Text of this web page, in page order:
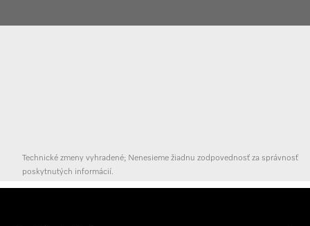
Technické zmeny vyhradené; Nenesieme žiadnu zodpovednosť za správnosť
poskytnutých informácií.